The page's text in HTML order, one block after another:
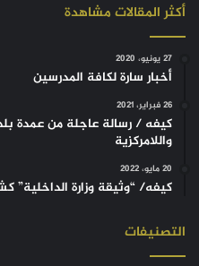
أكثر المقالات مشاهدة
27 يونيو، 2020
أخبار سارة لكافة المدرسين
26 فبراير، 2021
كيفه / رسالة عاجلة من عمدة
واللامركزية
20 مايو، 2022
كيفه/ “وثيقة وزارة
التصنيفات